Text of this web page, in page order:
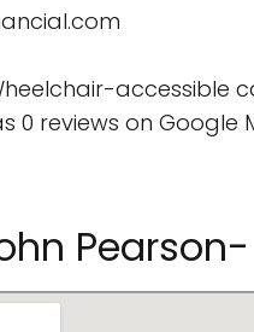
accessible
0 reviews on Google